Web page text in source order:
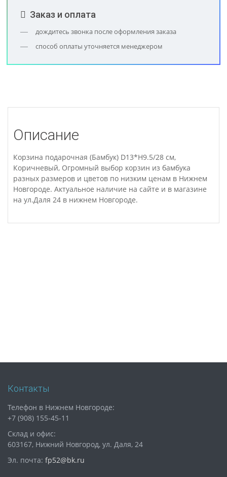
Заказ и оплата
дождитесь звонка после оформления заказа
способ оплаты уточняется менеджером
Описание
Корзина подарочная (Бамбук) D13*H9.5/28 см,
Коричневый, Огромный выбор корзин из бамбука
разных размеров и цветов по низким ценам в Нижнем
Новгороде. Актуальное наличие на сайте и в магазине
на ул.Даля 24 в нижнем Новгороде.
Контакты
Телефон в Нижнем Новгороде:
+7 (908) 155-45-11
Склад и офис:
603167, Нижний Новгород, ул. Даля, 24
Эл. почта: fp52@bk.ru